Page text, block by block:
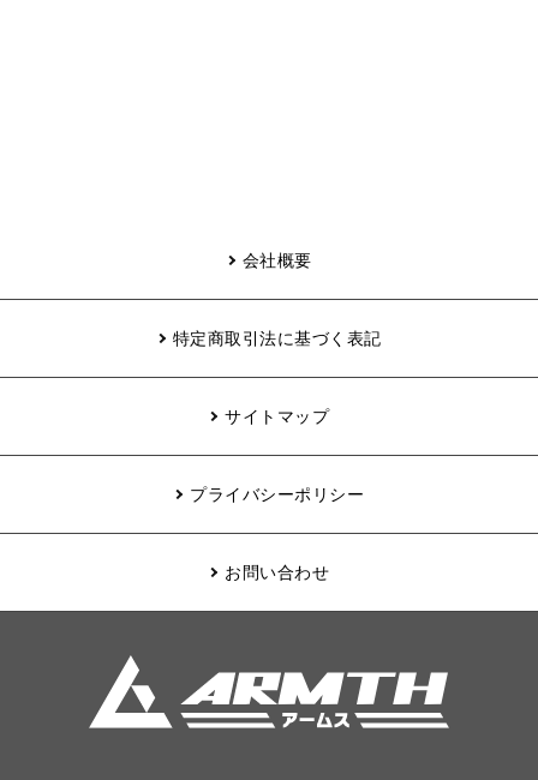
会社概要
特定商取引法に基づく表記
サイトマップ
プライバシーポリシー
お問い合わせ